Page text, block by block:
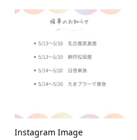
Instagram Image